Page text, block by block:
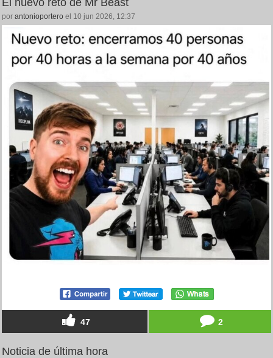
El nuevo reto de Mr Beast
por antonioportero el 10 jun 2026, 12:37
47 2
Noticia de última hora